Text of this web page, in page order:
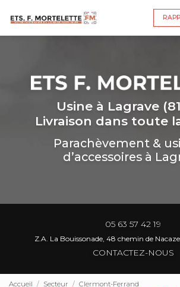
principal
Usine à Lagrave
Livraison dans toute
Parachèvement &
d’accessoires à
05 63 57 42 19
Z.A. La Bouissonade, 48 chemin de
CONTACTEZ-NOUS
Accueil Secteur
Clermont-Ferrand